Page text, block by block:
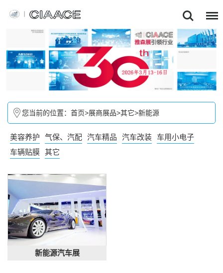
您当前的位置： 首页>展商展品>其它>新能源
美容养护 气保、汽配 汽车精品 汽车改装
车用小电子
车辆贴膜 其它
新能源汽车、零配件及维
修工具、充电站、充电
桩、汽车制造设备及原材
料、智能车联系统···
​新能源汽车展